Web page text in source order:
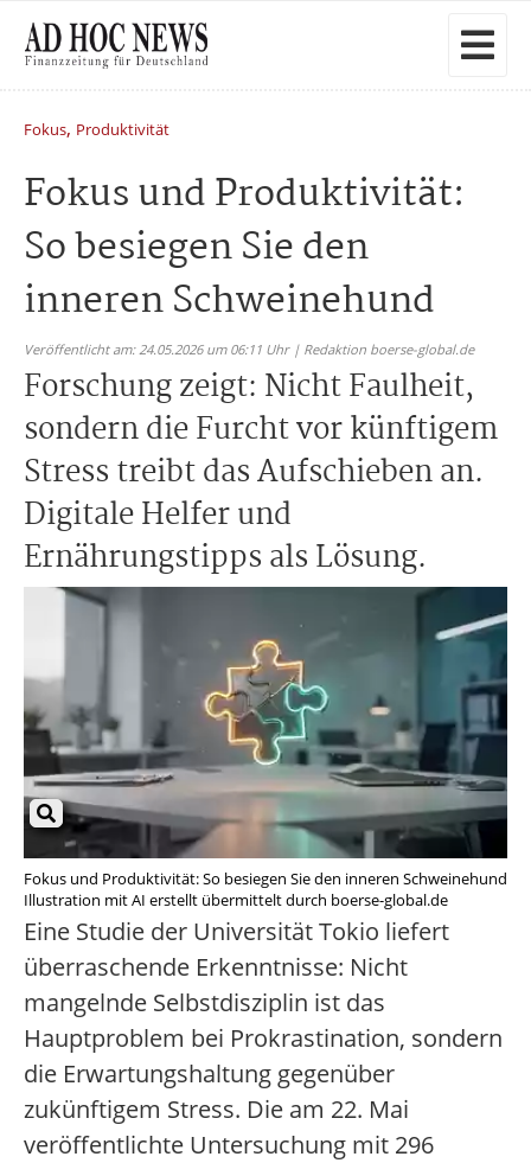
Fokus, Produktivität
Fokus und Produktivität:
So besiegen Sie den
inneren Schweinehund
Veröffentlicht am: 24.05.2026 um 06:11 Uhr | Redaktion boerse-global.de
Forschung zeigt: Nicht Faulheit,
sondern die Furcht vor künftigem
Stress treibt das Aufschieben an.
Digitale Helfer und
Ernährungstipps als Lösung.
Fokus und Produktivität: So besiegen Sie den inneren Schweinehund
Illustration mit AI erstellt übermittelt durch boerse-global.de
Eine Studie der Universität Tokio liefert
überraschende Erkenntnisse: Nicht
mangelnde Selbstdisziplin ist das
Hauptproblem bei Prokrastination, sondern
die Erwartungshaltung gegenüber
zukünftigem Stress. Die am 22. Mai
veröffentlichte Untersuchung mit 296